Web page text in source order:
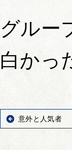
グルー
白かっ
意外と人気者